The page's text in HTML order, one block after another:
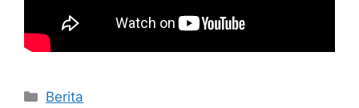
Categories
Berita